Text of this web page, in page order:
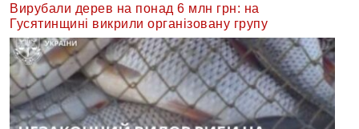
Вирубали дерев на понад 6 млн грн: на
Гусятинщині викрили організовану групу